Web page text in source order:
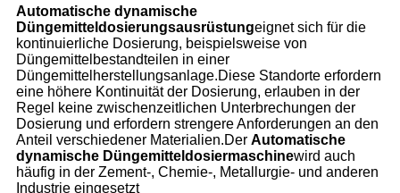
Automatische dynamische
Düngemitteldosierungsausrüstungeignet sich für die
kontinuierliche Dosierung, beispielsweise von
Düngemittelbestandteilen in einer
Düngemittelherstellungsanlage.Diese Standorte erfordern
eine höhere Kontinuität der Dosierung, erlauben in der
Regel keine zwischenzeitlichen Unterbrechungen der
Dosierung und erfordern strengere Anforderungen an den
Anteil verschiedener Materialien.Der Automatische
dynamische Düngemitteldosiermaschinewird auch
häufig in der Zement-, Chemie-, Metallurgie- und anderen
Industrie eingesetzt